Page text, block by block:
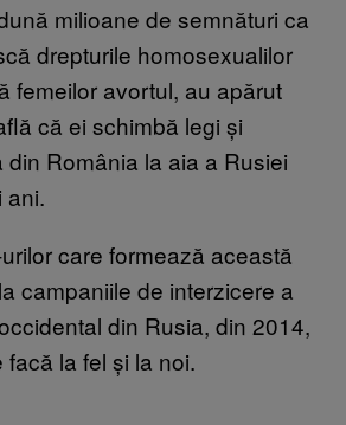
milioane de semnături ca
drepturile homosexualilor
femeilor avortul, au apărut
că ei schimbă legi și
din România la aia a Rusiei
ani.
care formează această
campaniile de interzicere a
din Rusia, din 2014,
la fel și la noi.